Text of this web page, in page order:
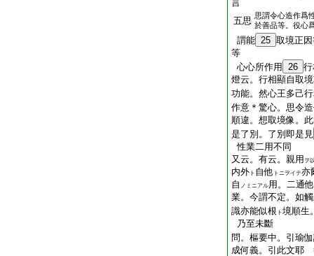
言
五思 思謂令心造作爲
於善品等。役心
謂能 25 取境正
等
心心所作用
26
燈云。行相顯自取
功能。然心王多己
作意＊驚心。思令
順違。想取境像。
是了別。了別即是見
性業二用不同
又云。有云。親用 ヲ
内外 ト 自他 トニヲイテ亦
自 ノミニアル用。二通
業。今謂不定。如
識亦能似根 ト 境順生
乃至未斷
問。樞要中。引瑜
成何義。引此文耶